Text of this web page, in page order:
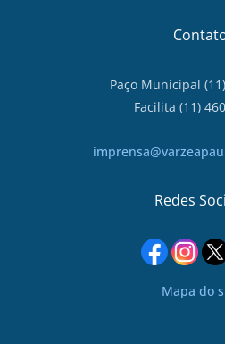
Paço Municipal
Facilita (11)
Redes
Mapa do